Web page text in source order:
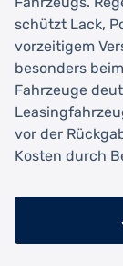
schützt Lack,
vorzeitigem
besonders
Fahrzeuge
vor der
Kosten durch